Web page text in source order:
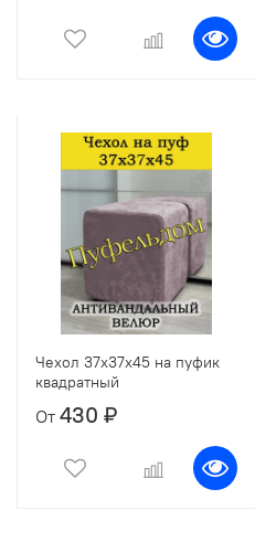
Чехол 37х37х45 на пуфик
квадратный
От 430 ₽